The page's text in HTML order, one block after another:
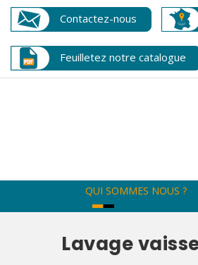
Contactez-nous
Feuilletez notre catalogue
QUI SOMMES NOUS ?
Lavage